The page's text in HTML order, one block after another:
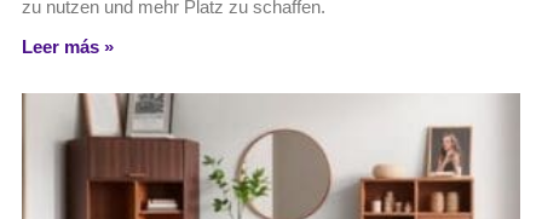
zu nutzen und mehr Platz zu schaffen.
Leer más »